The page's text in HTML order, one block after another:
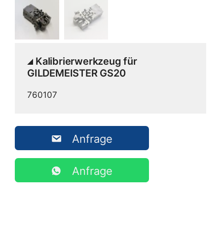
Kalibrierwerkzeug für
GILDEMEISTER GS20
760107
Anfrage
Anfrage